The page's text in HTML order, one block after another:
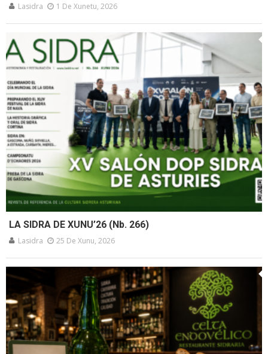
Lasidra 1 De Xunetu, 2026
LA SIDRA DE XUNU’26 (Nb. 266)
Lasidra 25 De Xunu, 2026